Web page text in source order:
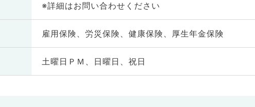
※詳細はお問い合わせください
雇用保険、労災保険、健康保険、厚生年金保険
土曜日ＰＭ、日曜日、祝日